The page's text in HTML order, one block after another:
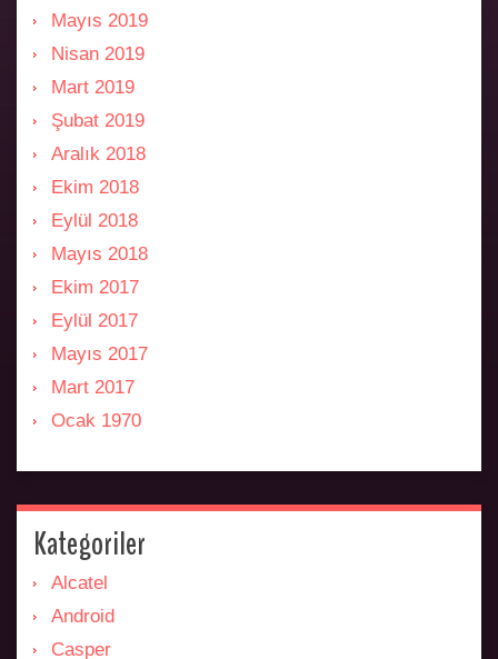
Mayıs 2019
Nisan 2019
Mart 2019
Şubat 2019
Aralık 2018
Ekim 2018
Eylül 2018
Mayıs 2018
Ekim 2017
Eylül 2017
Mayıs 2017
Mart 2017
Ocak 1970
Kategoriler
Alcatel
Android
Casper